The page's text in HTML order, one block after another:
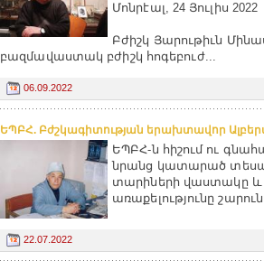
Մոնրէալ, 24 Յուլիս 2022
Բժիշկ Յարութիւն
բազմավաստակ բժիշկ հոգեբուժ...
06.09.2022
ԵՊԲՀ. Բժշկագիտության երախտավոր
ԵՊԲՀ-ն հիշում ու
նրանց կատարած
տարիների վաստակը և
առաքելությունը
22.07.2022